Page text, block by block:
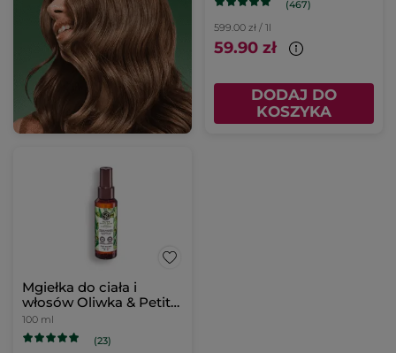
(467)
599.00 zł / 1l
59.90 zł
DODAJ DO
KOSZYKA
Mgiełka do ciała i
włosów Oliwka & Petit
grain 100 ml
100 ml
(23)